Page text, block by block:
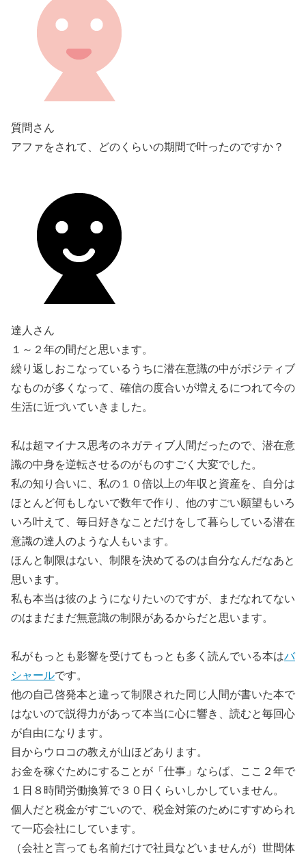
質問さん
アファをされて、どのくらいの期間で叶ったのですか？
達人さん
１～２年の間だと思います。
繰り返しおこなっているうちに潜在意識の中がポジティブ
なものが多くなって、確信の度合いが増えるにつれて今の
生活に近づいていきました。
私は超マイナス思考のネガティブ人間だったので、潜在意
識の中身を逆転させるのがものすごく大変でした。
私の知り合いに、私の１０倍以上の年収と資産を、自分は
ほとんど何もしないで数年で作り、他のすごい願望もいろ
いろ叶えて、毎日好きなことだけをして暮らしている潜在
意識の達人のような人もいます。
ほんと制限はない、制限を決めてるのは自分なんだなあと
思います。
私も本当は彼のようになりたいのですが、まだなれてない
のはまだまだ無意識の制限があるからだと思います。
私がもっとも影響を受けてもっとも多く読んでいる本はバ
シャールです。
他の自己啓発本と違って制限された同じ人間が書いた本で
はないので説得力があって本当に心に響き、読むと毎回心
が自由になります。
目からウロコの教えが山ほどあります。
お金を稼ぐためにすることが「仕事」ならば、ここ２年で
１日８時間労働換算で３０日くらいしかしていません。
個人だと税金がすごいので、税金対策のためにすすめられ
て一応会社にしています。
（会社と言っても名前だけで社員などいませんが）世間体